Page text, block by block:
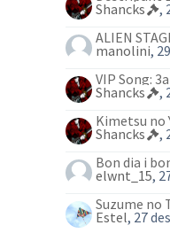
Shancks
,
ALIEN
manolini,
VIP Song:
Shancks
,
Kimetsu no
Shancks
,
Bon dia i
elwnt_15,
Suzume no
Estel, 27